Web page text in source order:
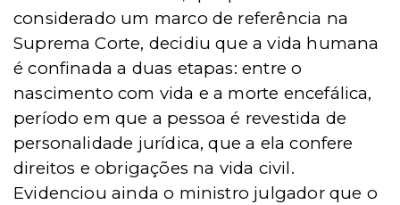
considerado um marco de referência na
Suprema Corte, decidiu que a vida humana
é confinada a duas etapas: entre o
nascimento com vida e a morte encefálica,
período em que a pessoa é revestida de
personalidade jurídica, que a ela confere
direitos e obrigações na vida civil.
Evidenciou ainda o ministro julgador que o